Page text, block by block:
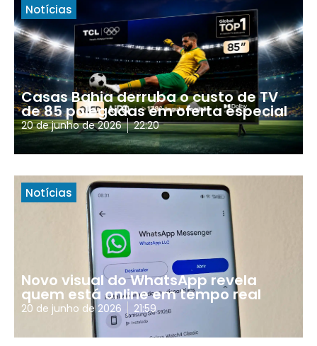
Notícias
Casas Bahia derruba o custo de TV
de 85 polegadas em oferta especial
20 de junho de 2026 22:20
Notícias
Novo visual do WhatsApp revela
quem está online em tempo real
20 de junho de 2026 21:59